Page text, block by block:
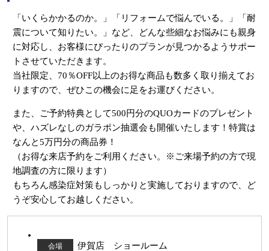
「いくらかかるのか。」「リフォームで悩んでいる。」「耐
震について知りたい。」など、どんな些細なお悩みにも親身
に対応し、お客様にぴったりのプランが見つかるようサポー
トさせていただきます。
当社限定、70％OFF以上のお得な商品も数多く取り揃えてお
りますので、ぜひこの機会に足をお運びください。
また、ご予約特典として500円分のQUOカードのプレゼント
や、ハズレなしのガラポン抽選会も開催いたします！特賞は
なんと5万円分の商品券！
（お得な来店予約をご利用ください。※ご来場予約の方で現
地調査の方に限ります）
もちろん感染症対策もしっかりと実施しておりますので、ど
うぞ安心してお越しください。
会場 伊賀店 ショールーム